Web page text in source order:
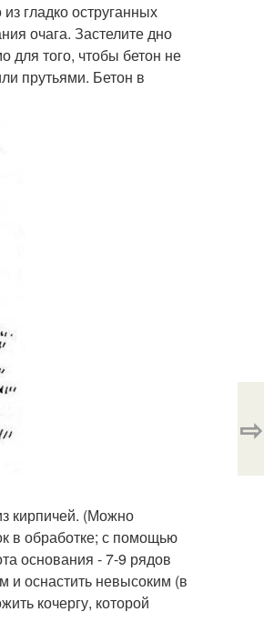
гладко оструганных
очага. Застелите дно
для того, чтобы бетон не
прутьями. Бетон в
кирпичей. (Можно
в обработке; с помощью
основания - 7-9 рядов
и оснастить невысоким (в
кочергу, которой
⇨